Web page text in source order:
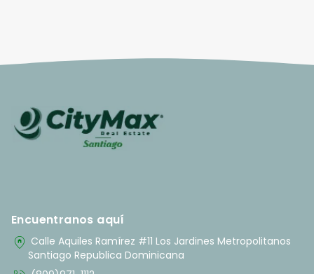
Encuentranos aquí
home_pin Calle Aquiles Ramírez #11 Los Jardines Metropolitanos
Santiago Republica Dominicana